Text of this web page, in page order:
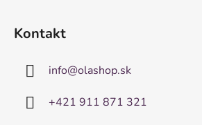
Kontakt
info@olashop.sk
+421 911 871 321